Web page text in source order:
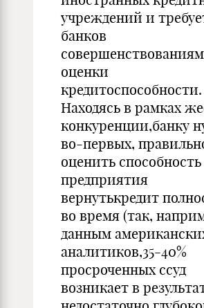
учреждений и
банков
оценки
кредитоспособности.
Находясь в рамках
конкуренции,банку
во-первых,
оценить способность
предприятия
вернутькредит
во время (так,
данным
аналитиков,35-40%
просроченных ссуд
возникает в